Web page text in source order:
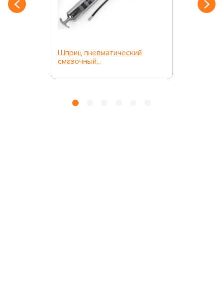
Шприц пневматический
смазочный...